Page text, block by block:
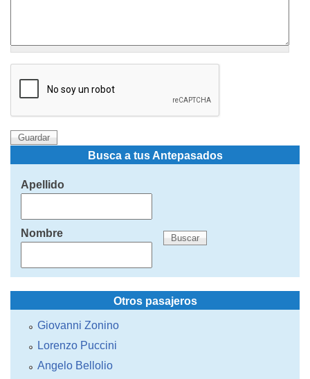
Busca a tus Antepasados
Apellido
Nombre
Otros pasajeros
Giovanni Zonino
Lorenzo Puccini
Angelo Bellolio